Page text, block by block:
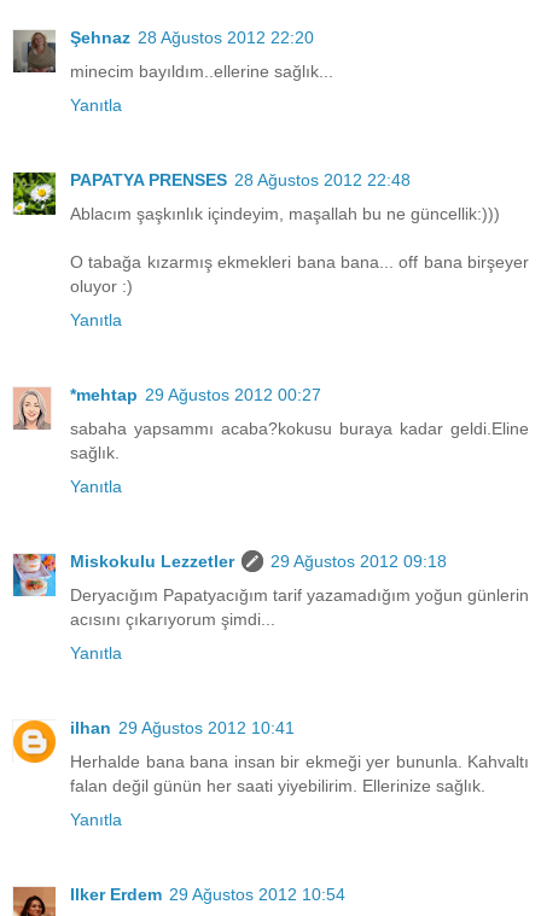
Şehnaz 28 Ağustos 2012 22:20
minecim bayıldım..ellerine sağlık...
Yanıtla
PAPATYA PRENSES 28 Ağustos 2012 22:48
Ablacım şaşkınlık içindeyim, maşallah bu ne güncellik:)))
O tabağa kızarmış ekmekleri bana bana... off bana birşeyer
oluyor :)
Yanıtla
*mehtap 29 Ağustos 2012 00:27
sabaha yapsammı acaba?kokusu buraya kadar geldi.Eline
sağlık.
Yanıtla
Miskokulu Lezzetler
29 Ağustos 2012 09:18
Deryacığım Papatyacığım tarif yazamadığım yoğun günlerin
acısını çıkarıyorum şimdi...
Yanıtla
ilhan 29 Ağustos 2012 10:41
Herhalde bana bana insan bir ekmeği yer bununla. Kahvaltı
falan değil günün her saati yiyebilirim. Ellerinize sağlık.
Yanıtla
Ilker Erdem 29 Ağustos 2012 10:54